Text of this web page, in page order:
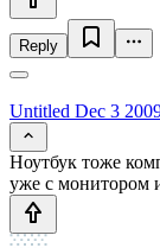
Reply
Untitled Dec 3
Ноутбук тоже
уже с монитором